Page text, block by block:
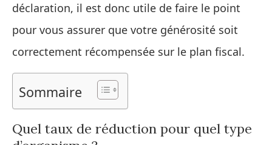
déclaration, il est donc utile de faire le point
pour vous assurer que votre générosité soit
correctement récompensée sur le plan fiscal.
Sommaire
Quel taux de réduction pour quel type